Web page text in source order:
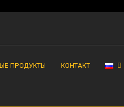
ПРОДУКТЫ КОНТАКТ